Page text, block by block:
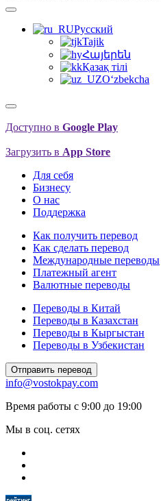
Русский
Tajik
Հայերեն
Қазақ тілі
O‘zbekcha
Доступно в Google Play
Загрузить в App Store
Для себя
Бизнесу
О нас
Поддержка
Как получить перевод
Как сделать перевод
Международные переводы
Платежный агент
Валютные переводы
Переводы в Китай
Переводы в Казахстан
Переводы в Кыргыстан
Переводы в Узбекистан
Отправить перевод
info@vostokpay.com
Время работы с 9:00 до 19:00
Мы в соц. сетях